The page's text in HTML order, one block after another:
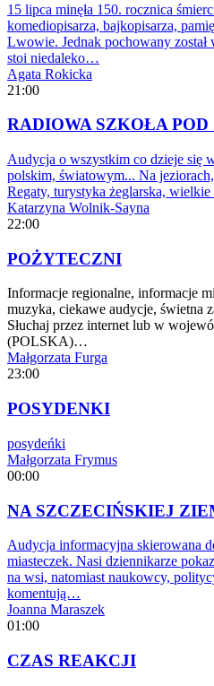
15 lipca minęła 150. rocznica
komediopisarza, bajkopisarza,
Lwowie. Jednak pochowany
stoi niedaleko…
Agata Rokicka
21:00
RADIOWA SZKOŁA
Audycja o wszystkim co dzieje się
polskim, światowym... Na
Regaty, turystyka żeglarska,
Katarzyna Wolnik-Sayna
22:00
POŻYTECZNI
Informacje regionalne, informacje
muzyka, ciekawe audycje, świetna
Słuchaj przez internet lub w
(POLSKA)…
Małgorzata Furga
23:00
POSYDENKI
posydeńki
Małgorzata Frymus
00:00
NA SZCZECIŃSKIEJ
Audycja informacyjna skierowana
miasteczek. Nasi dziennikarze
na wsi, natomiast naukowcy,
komentują…
Joanna Maraszek
01:00
CZAS REAKCJI